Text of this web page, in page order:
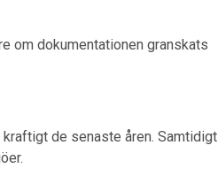
om dokumentationen granskats
de senaste åren. Samtidigt